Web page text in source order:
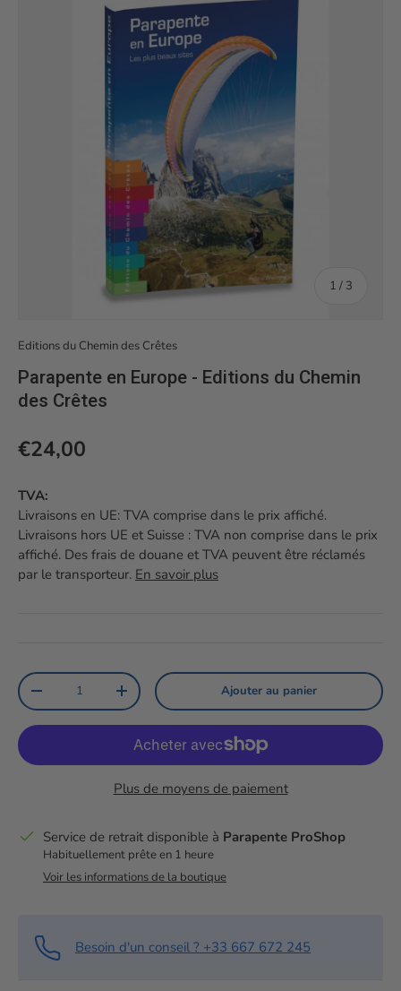
1 / de
3
Editions du Chemin des Crêtes
Parapente en Europe - Editions du Chemin
des Crêtes
Prix habituel
€24,00
TVA:
Livraisons en UE: TVA comprise dans le prix affiché.
Livraisons hors UE et Suisse : TVA non comprise dans le prix
affiché. Des frais de douane et TVA peuvent être réclamés
par le transporteur. En savoir plus
Qté
Diminuer la quantitéAugmenter la quantitéAjouter au panier
Plus de moyens de paiement
Service de retrait disponible à Parapente ProShop
Habituellement prête en 1 heure
Voir les informations de la boutique
Besoin d'un conseil ? +33 667 672 245